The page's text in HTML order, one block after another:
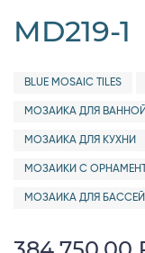
MD219-1
BLUE MOSAIC TILES
МОЗАИКА ДЛЯ ВАННОЙ
МОЗАИКА ДЛЯ КУХНИ
МОЗАИКИ С
МОЗАИКА ДЛЯ